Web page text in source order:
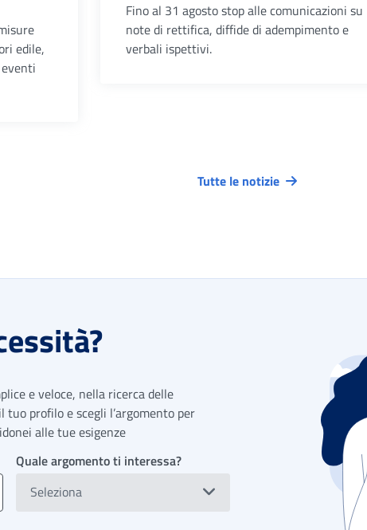
edile,
Fino al 31 agosto stop alle comunicazioni su
note di rettifica, diffide di adempimento e
verbali ispettivi.
Tutte le notizie
e veloce, nella ricerca delle
profilo e scegli l’argomento per
alle tue esigenze
Quale argomento ti interessa?
Seleziona